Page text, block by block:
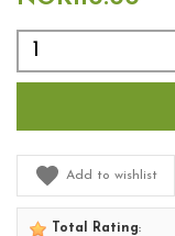
Add to wishlist
Total Rating: